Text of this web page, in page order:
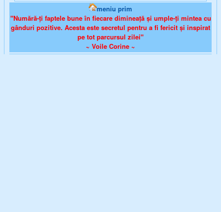
meniu prim
"Numără-ți faptele bune în fiecare dimineață și umple-ți mintea cu
gânduri pozitive. Acesta este secretul pentru a fi fericit și inspirat
pe tot parcursul zilei"
~ Voile Corine ~